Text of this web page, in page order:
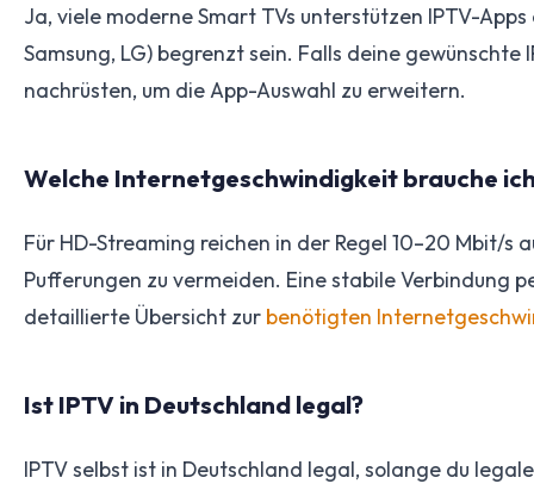
Ja, viele moderne Smart TVs unterstützen IPTV-
Samsung, LG) begrenzt sein. Falls deine
nachrüsten, um die App-Auswahl zu erweitern.
Welche Internetgeschwindigkeit brauche
Für HD-Streaming reichen in der Regel 10–20 Mbit/s
Pufferungen zu vermeiden. Eine stabile Verbindung
detaillierte Übersicht zur benötigten
Ist IPTV in Deutschland legal?
IPTV selbst ist in Deutschland legal, solange du